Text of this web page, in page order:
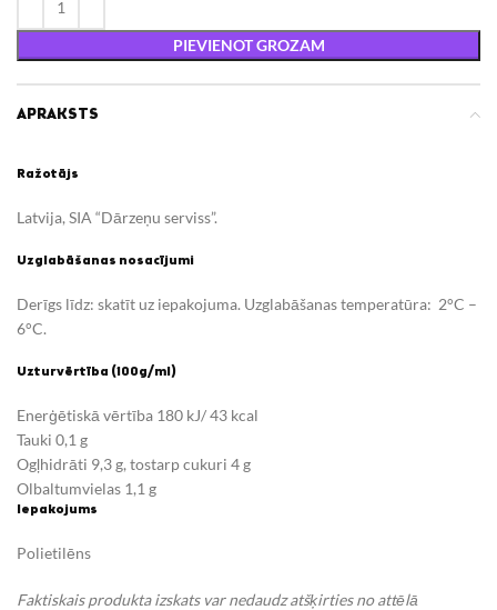
PIEVIENOT GROZAM
APRAKSTS
Ražotājs
Latvija, SIA “Dārzeņu serviss”.
Uzglabāšanas nosacījumi
Derīgs līdz: skatīt uz iepakojuma. Uzglabāšanas temperatūra: 2°C –
6°C.
Uzturvērtība (100g/ml)
Enerģētiskā vērtība 180 kJ/ 43 kcal
Tauki 0,1 g
Ogļhidrāti 9,3 g, tostarp cukuri 4 g
Olbaltumvielas 1,1 g
Iepakojums
Polietilēns
Faktiskais produkta izskats var nedaudz atšķirties no attēlā